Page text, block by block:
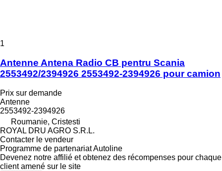
1
Antenne Antena Radio CB pentru Scania
2553492/2394926 2553492-2394926 pour camion
Prix sur demande
Antenne
2553492-2394926
Roumanie, Cristesti
ROYAL DRU AGRO S.R.L.
Contacter le vendeur
Programme de partenariat Autoline
Devenez notre affilié et obtenez des récompenses pour chaque
client amené sur le site